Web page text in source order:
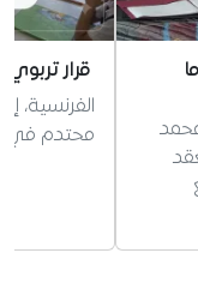
قرار
الفرنسية،
محتدم في